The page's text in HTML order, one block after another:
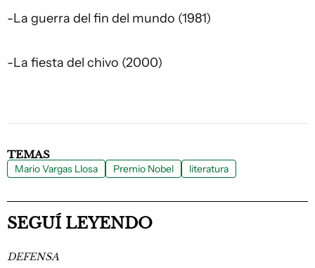
-La guerra del fin del mundo (1981)
-La fiesta del chivo (2000)
TEMAS
Mario Vargas Llosa Premio Nobel literatura
SEGUÍ LEYENDO
DEFENSA